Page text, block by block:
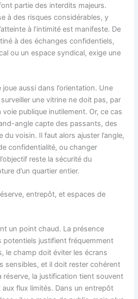
partie des interdits majeurs.
à des risques considérables, y
à l’intimité est manifeste. De
à des échanges confidentiels,
ou un espace syndical, exige une
aussi dans l’orientation. Une
une vitrine ne doit pas, par
publique inutilement. Or, ce cas
angle capte des passants, des
du voisin. Il faut alors ajuster l’angle,
confidentialité, ou changer
reste la sécurité du
d’un quartier entier.
entrepôt, et espaces de
un point chaud. La présence
potentiels justifient fréquemment
le champ doit éviter les écrans
sensibles, et il doit rester cohérent
réserve, la justification tient souvent
flux limités. Dans un entrepôt